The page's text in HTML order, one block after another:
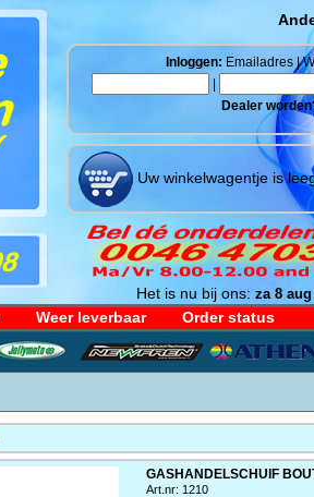
Inloggen: Emailadres |
Dealer
Uw winkelwagentje is
Het is nu bij ons: za 8
Weer leverbaar Order status
GASHANDELSCHUIF
Art.nr: 1210